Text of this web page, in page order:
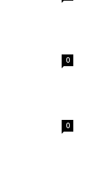
0
0